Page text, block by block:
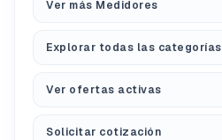
Ver más Medidores
Explorar todas las categorías
Ver ofertas activas
Solicitar cotización